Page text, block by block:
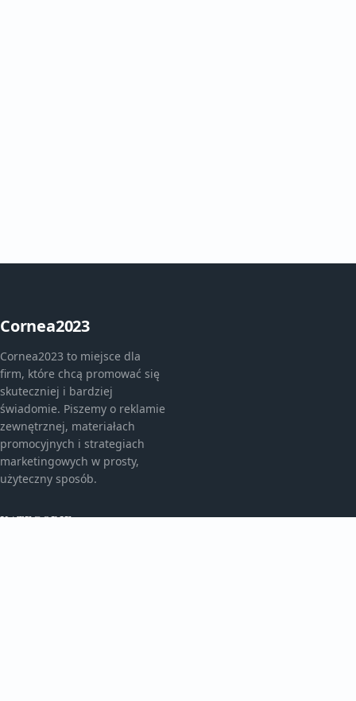
Cornea2023
Cornea2023 to miejsce dla
firm, które chcą promować się
skuteczniej i bardziej
świadomie. Piszemy o reklamie
zewnętrznej, materiałach
promocyjnych i strategiach
marketingowych w prosty,
użyteczny sposób.
KATEGORIE